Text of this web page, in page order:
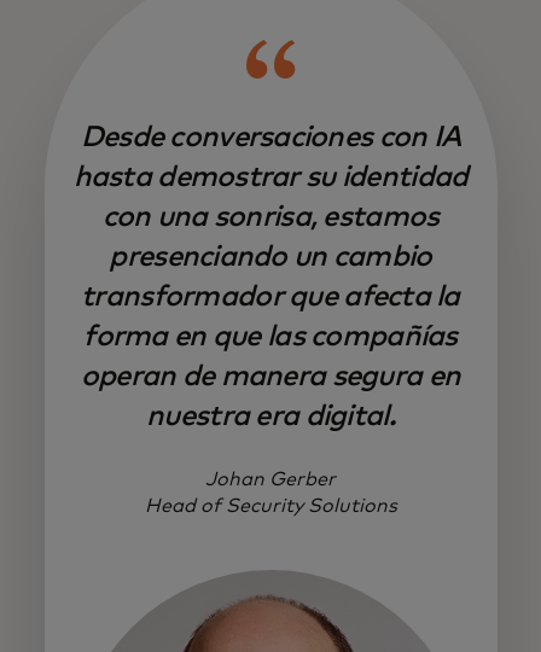
Desde conversaciones con IA
hasta demostrar su identidad
con una sonrisa, estamos
presenciando un cambio
transformador que afecta la
forma en que las compañías
operan de manera segura en
nuestra era digital.
Johan Gerber
Head of Security Solutions